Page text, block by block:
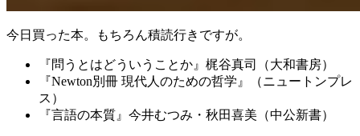
今日買った本。もちろん積読行きですが。
『問うとはどういうことか』梶谷真司（大和書房）
『Newton別冊 現代人のための哲学』（ニュートンプレ
ス）
『言語の本質』今井むつみ・秋田喜美（中公新書）